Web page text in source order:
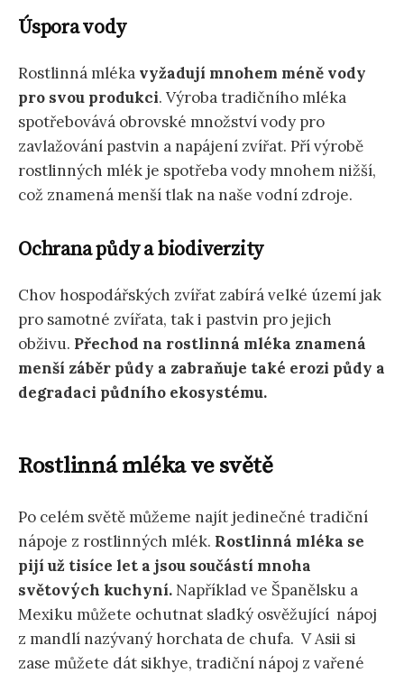
Úspora vody
Rostlinná mléka vyžadují mnohem méně vody
pro svou produkci. Výroba tradičního mléka
spotřebovává obrovské množství vody pro
zavlažování pastvin a napájení zvířat. Pří výrobě
rostlinných mlék je spotřeba vody mnohem nižší,
což znamená menší tlak na naše vodní zdroje.
Ochrana půdy a biodiverzity
Chov hospodářských zvířat zabírá velké území jak
pro samotné zvířata, tak i pastvin pro jejich
obživu. Přechod na rostlinná mléka znamená
menší záběr půdy a zabraňuje také erozi půdy a
degradaci půdního ekosystému.
Rostlinná mléka ve světě
Po celém světě můžeme najít jedinečné tradiční
nápoje z rostlinných mlék. Rostlinná mléka se
pijí už tisíce let a jsou součástí mnoha
světových kuchyní. Například ve Španělsku a
Mexiku můžete ochutnat sladký osvěžující nápoj
z mandlí nazývaný horchata de chufa. V Asii si
zase můžete dát sikhye, tradiční nápoj z vařené